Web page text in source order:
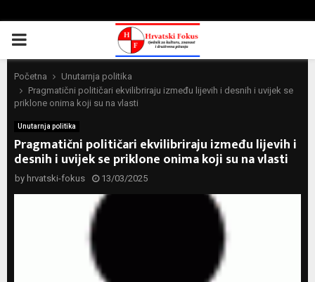
PRIMARY
MENU
Početna
Unutarnja politika
Pragmatični političari ekvilibriraju između lijevih i desnih i uvijek se
priklone onima koji su na vlasti
Unutarnja politika
Pragmatični političari ekvilibriraju između lijevih i
desnih i uvijek se priklone onima koji su na vlasti
by hrvatski-fokus 13/03/2025